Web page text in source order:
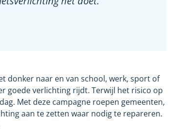
donker naar en van school, werk, sport of
goede verlichting rijdt. Terwijl het risico op
Met deze campagne roepen gemeenten,
aan te zetten waar nodig te repareren.